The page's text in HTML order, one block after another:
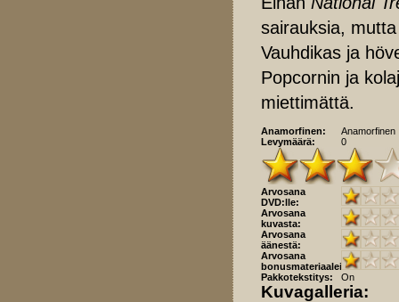
sairauksia,
Vauhdikas ja
Popcornin ja
miettimättä.
Anamorfinen:
Anamorfinen
Levymäärä:
0
Arvosana
DVD:lle:
Arvosana
kuvasta:
Arvosana
äänestä:
Arvosana
bonusmateriaaleista:
Pakkotekstitys:
On
Kuvagalleria: